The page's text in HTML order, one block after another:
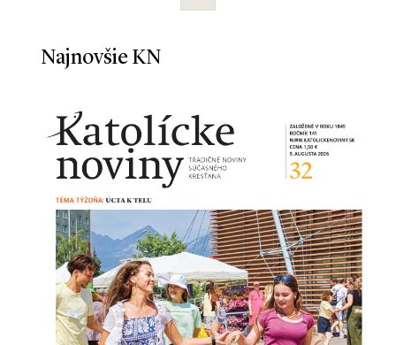
Najnovšie KN